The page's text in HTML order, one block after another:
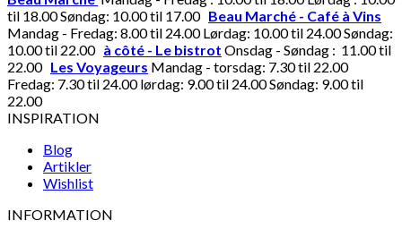
til 18.00 Søndag: 10.00 til 17.00 Beau Marché - Café à Vins
Mandag - Fredag: 8.00 til 24.00 Lørdag: 10.00 til 24.00 Søndag:
10.00 til 22.00 à côté - Le bistrot Onsdag - Søndag : 11.00 til
22.00 Les Voyageurs Mandag - torsdag: 7.30 til 22.00
Fredag: 7.30 til 24.00 lørdag: 9.00 til 24.00 Søndag: 9.00 til
22.00
INSPIRATION
Blog
Artikler
Wishlist
INFORMATION